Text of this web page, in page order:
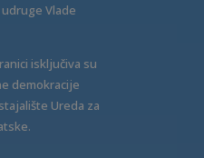
Vlade
isključiva su
demokracije
Ureda za